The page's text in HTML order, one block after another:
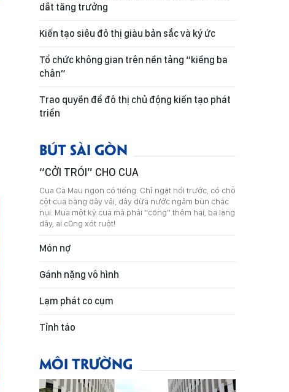
dắt tăng trưởng
Kiến tạo siêu đô thị giàu bản sắc và ký ức
Tổ chức không gian trên nền tảng “kiềng ba
chân”
Trao quyền để đô thị chủ động kiến tạo phát
triển
BÚT SÀI GÒN
“CỞI TRÓI” CHO CUA
Cua Cà Mau ngon có tiếng. Chỉ ngặt hồi trước, có chỗ
cột cua bằng dây vải, dây dừa nước ngâm bùn chắc
nụi. Mua một ký cua mà phải “cõng” thêm hai, ba lạng
dây, ai cũng xót ruột!
Món nợ
Gánh nặng vô hình
Lạm phát co cụm
Tỉnh táo
MÔI TRƯỜNG